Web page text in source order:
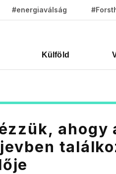
#energiaválság
Külföld
ahogy